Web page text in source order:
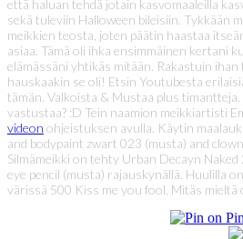
että haluan tehdä jotain kasvomaaleilla
sekä tuleviin Halloween bileisiin. Tykkään
meikkien teosta, joten päätin haastaa
asiaa. Tämä oli ihka ensimmäinen kertani
elämässäni yhtikäs mitään. Rakastuin
hauskaakin se oli! Etsin Youtubesta
tämän. Valkoista & Mustaa plus
vastustaa? :D Tein naamion meikkiartisti
videon ohjeistuksen avulla. Käytin
and bodypaint zwart 023 (musta) and
Silmämeikki on tehty Urban Decayn
eye pencil (musta) rajauskynällä. Huulilla
värissä 500 Kiss me you fool. Mitäs mieltä